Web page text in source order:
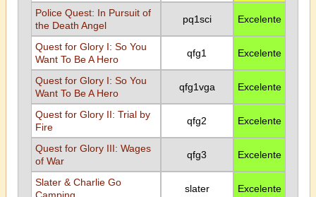
Police Quest: In Pursuit of
the Death Angel
pq1sci Excelente
Quest for Glory I: So You
Want To Be A Hero
qfg1 Excelente
Quest for Glory I: So You
Want To Be A Hero
qfg1vga Excelente
Quest for Glory II: Trial by
Fire
qfg2 Excelente
Quest for Glory III: Wages
of War
qfg3 Excelente
Slater & Charlie Go
slater Excelente